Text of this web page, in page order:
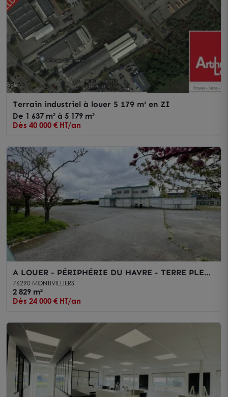
Terrain industriel à louer 5 179 m² en ZI
De 1 637 m² à 5 179 m²
Dès 40 000 € HT/an
A LOUER - PÉRIPHÉRIE DU HAVRE - TERRE PLEIN
2829 m2
76290 MONTIVILLIERS
2 829 m²
Dès 24 000 € HT/an